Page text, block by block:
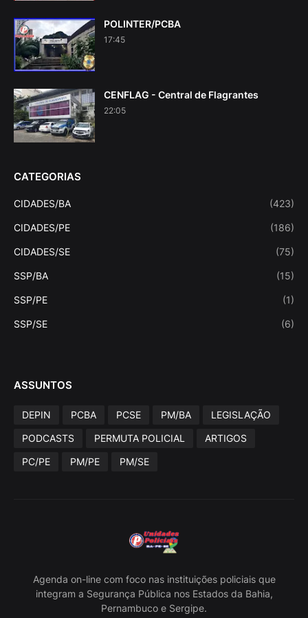
POLINTER/PCBA
17:45
CENFLAG - Central de Flagrantes
22:05
CATEGORIAS
CIDADES/BA (423)
CIDADES/PE (186)
CIDADES/SE (75)
SSP/BA (15)
SSP/PE (1)
SSP/SE (6)
ASSUNTOS
DEPIN PCBA PCSE PM/BA
LEGISLAÇÃO
PODCASTS
PERMUTA POLICIAL
ARTIGOS
PC/PE
PM/PE PM/SE
Agenda on-line com foco nas instituições policiais que
integram a Segurança Pública nos Estados da Bahia,
Pernambuco e Sergipe.